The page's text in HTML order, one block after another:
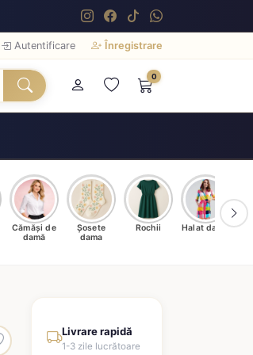
Autentificare Înregistrare
0
Cămăși de
damă
Șosete
dama
Rochii Halat damă
Livrare rapidă
1-3 zile lucrătoare